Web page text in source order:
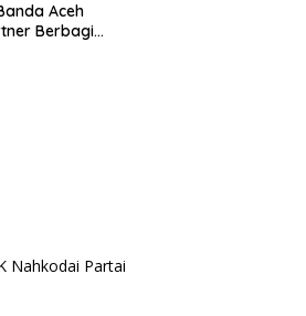
Aceh
Berbagi